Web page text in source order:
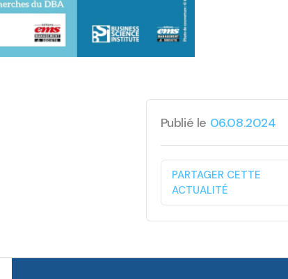
Publié le 06.08.2024
PARTAGER CETTE
ACTUALITÉ